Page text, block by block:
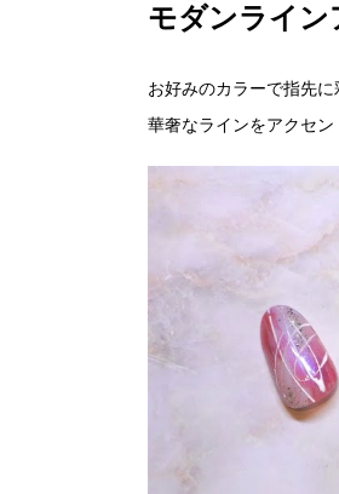
モダンライン
お好みのカラーで指先
華奢なラインをアクセ